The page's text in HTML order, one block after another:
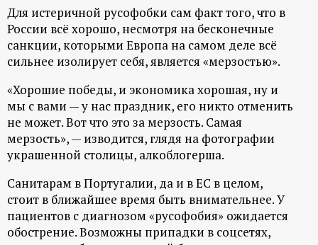
ы
й
п
о
р
т
а
Для истеричной русофобки сам факт того, что в
России всё хорошо, несмотря на бесконечные
санкции, которыми Европа на самом деле всё
сильнее изолирует себя, является «мерзостью».
«Хорошие победы, и экономика хорошая, ну и
мы с вами — у нас праздник, его никто отменить
не может. Вот что это за мерзость. Самая
мерзость», — изводится, глядя на фотографии
украшенной столицы, алкоблогерша.
Санитарам в Португалии, да и в ЕС в целом,
стоит в ближайшее время быть внимательнее. У
пациентов с диагнозом «русофобия» ожидается
обострение. Возможны припадки в соцсетях,